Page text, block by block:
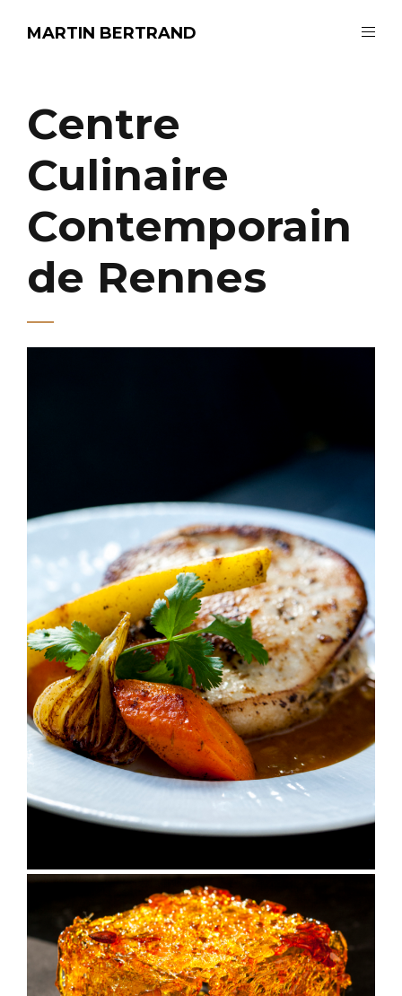
MARTIN BERTRAND
Centre
Culinaire
Contemporain
de Rennes